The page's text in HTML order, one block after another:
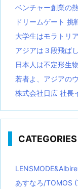
ベンチャー創業の
ドリームゲート
大学生はモラトリ
アジアは３段飛ば
日本人は不定形生
若者よ、アジアの
株式会社日広 社長
CATEGORIES
あすなろ/TOMOS